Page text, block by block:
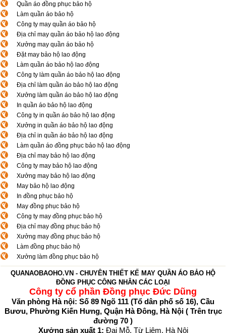
Quần áo đồng phục bảo hộ
Làm quần áo bảo hộ
Công ty may quần áo bảo hộ
Địa chỉ may quần áo bảo hộ lao động
Xưởng may quần áo bảo hộ
Đặt may bảo hộ lao động
Làm quần áo bảo hộ lao động
Công ty làm quần áo bảo hộ lao động
Địa chỉ làm quần áo bảo hộ lao động
Xưởng làm quần áo bảo hộ lao động
In quần áo bảo hộ lao động
Công ty in quần áo bảo hộ lao động
Xưởng in quần áo bảo hộ lao động
Địa chỉ in quần áo bảo hộ lao động
Làm quần áo đồng phục bảo hộ lao động
Địa chỉ may bảo hộ lao động
Công ty may bảo hộ lao động
Xưởng may bảo hộ lao động
May bảo hộ lao động
In đồng phục bảo hộ
May đồng phục bảo hộ
Công ty may đồng phục bảo hộ
Địa chỉ may đồng phục bảo hộ
Xưởng may đồng phục bảo hộ
Làm đồng phục bảo hộ
Xưởng làm đồng phục bảo hộ
QUANAOBAOHO.VN - CHUYÊN THIẾT KẾ MAY QUẦN ÁO BẢO HỘ
ĐỒNG PHỤC CÔNG NHÂN CÁC LOẠI
Công ty cổ phần Đồng phục Đức Dũng
Văn phòng Hà nội: Số 89 Ngõ 111 (Tổ dân phố số 16), Cầu
Bươu, Phường Kiến Hưng, Quận Hà Đông, Hà Nội ( Trên trục
đường 70 )
Xưởng sản xuất 1: Đại Mỗ, Từ Liêm, Hà Nội